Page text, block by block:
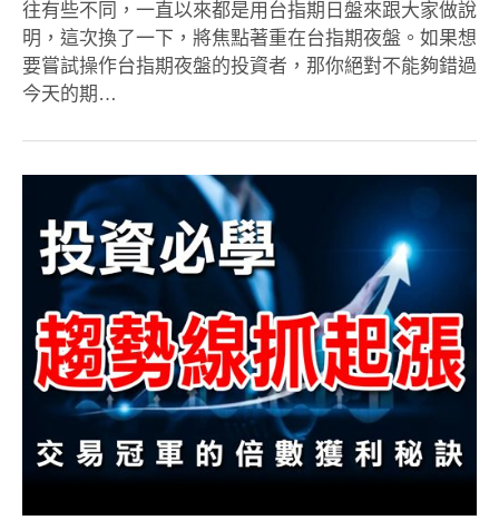
往有些不同，一直以來都是用台指期日盤來跟大家做說
明，這次換了一下，將焦點著重在台指期夜盤。如果想
要嘗試操作台指期夜盤的投資者，那你絕對不能夠錯過
今天的期…